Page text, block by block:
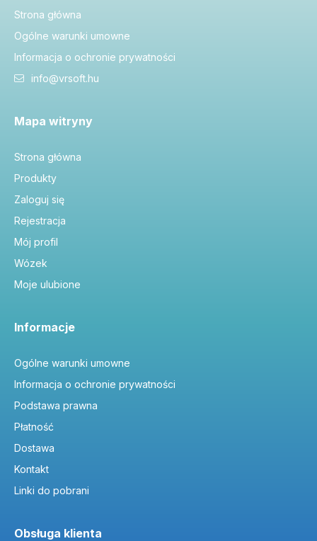
Strona główna
Ogólne warunki umowne
Informacja o ochronie prywatności
info@vrsoft.hu
Mapa witryny
Strona główna
Produkty
Zaloguj się
Rejestracja
Mój profil
Wózek
Moje ulubione
Informacje
Ogólne warunki umowne
Informacja o ochronie prywatności
Podstawa prawna
Płatność
Dostawa
Kontakt
Linki do pobrani
Obsługa klienta